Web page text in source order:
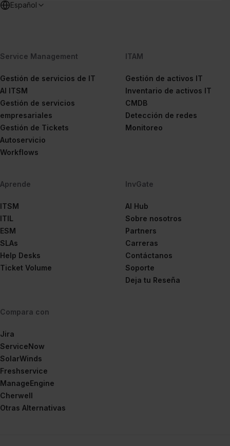
Español
Service Management
Gestión de servicios de IT
AI ITSM
Gestión de servicios
empresariales
Gestión de Tickets
Autoservicio
Workflows
ITAM
Gestión de activos IT
Inventario de activos IT
CMDB
Detección de redes
Monitoreo
Aprende
ITSM
ITIL
ESM
SLAs
Help Desks
Ticket Volume
InvGate
AI Hub
Sobre nosotros
Partners
Carreras
Contáctanos
Soporte
Deja tu Reseña
Compara con
Jira
ServiceNow
SolarWinds
Freshservice
ManageEngine
Cherwell
Otras Alternativas